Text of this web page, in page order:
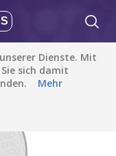
Dienste. Mit
sich damit
Mehr